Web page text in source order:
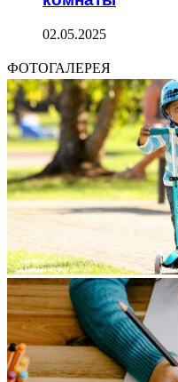
02.05.2025
ФОТОГАЛЕРЕЯ